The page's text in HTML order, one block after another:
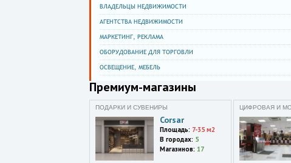
улица Земляной Вал,33
Московская область
Красногорск,Международная
улица,8,ТЦ Крокус Сити Молл
Нижний Новгород
Лобачевский Plaza,эт. 1
П.С.,Большой просп.,34/36
Казань
ул. Чернышевского,21,эт. 1
ВЛАДЕЛЬЦЫ НЕДВИЖИМОСТИ
АГЕНТСТВА НЕДВИЖИМОСТИ
МАРКЕТИНГ, РЕКЛАМА
ОБОРУДОВАНИЕ ДЛЯ ТОРГОВЛИ
ОСВЕЩЕНИЕ, МЕБЕЛЬ
Премиум-магазины
ПОДАРКИ И СУВЕНИРЫ
Corsar
Площадь: 7-35 м2
В городах: 5
Магазинов: 17
ЦИФРОВАЯ И